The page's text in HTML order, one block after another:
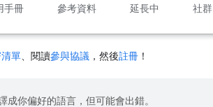
手冊 參考資料 延長中 社群
單 、閱讀參與協議 ，然後註冊 ！
成你偏好的語言，但可能會出錯。